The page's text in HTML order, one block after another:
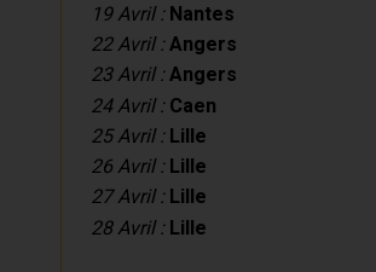
19 Avril : Nantes
22 Avril :Angers
23 Avril :Angers
24 Avril : Caen
25 Avril : Lille
26 Avril : Lille
27 Avril : Lille
28 Avril : Lille